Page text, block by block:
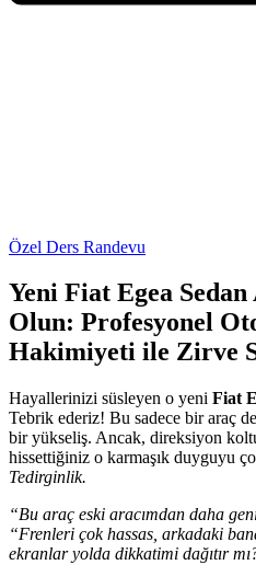
Özel Ders Randevu
Yeni Fiat Egea Sedan
Olun: Profesyonel
Hakimiyeti ile Zirve
Hayallerinizi süsleyen o yeni Fiat
Tebrik ederiz! Bu sadece bir araç
bir yükseliş. Ancak, direksiyon
hissettiğiniz o karmaşık duyguyu
Tedirginlik.
“Bu araç eski aracımdan daha
“Frenleri çok hassas, arkadaki
ekranlar yolda dikkatimi dağıtır